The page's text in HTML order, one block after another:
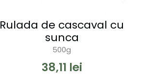
Rulada de cascaval cu
sunca
500g
38,11 lei